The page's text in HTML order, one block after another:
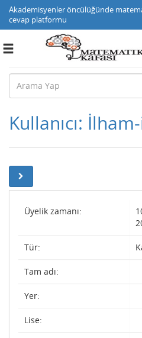
Akademisyenler öncülüğünde
cevap platformu
Toggle
Kullanıcı:
Üyelik zamanı:
Tür:
Tam adı:
Yer:
Lise: